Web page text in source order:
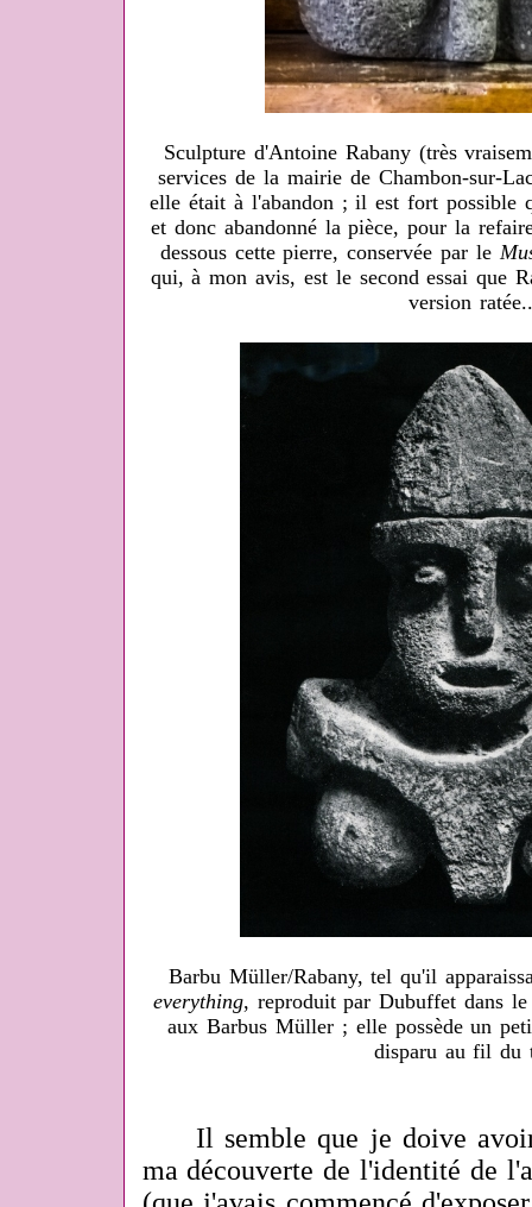
Sculpture d'Antoine Rabany (très
services de la mairie de Chambon-sur-
elle était à l'abandon ; il est fort possible
et donc abandonné la pièce, pour la
dessous cette pierre, conservée par le
qui, à mon avis, est le second essai que
version
Barbu Müller/Rabany, tel qu'il
everything, reproduit par Dubuffet dans
aux Barbus Müller ; elle possède un
disparu au fil du
Il semble que je doive avoir
ma découverte de l'identité de